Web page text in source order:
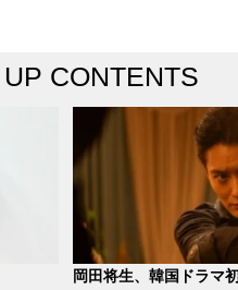
CONTENTS
岡田将生、韓国ドラマ